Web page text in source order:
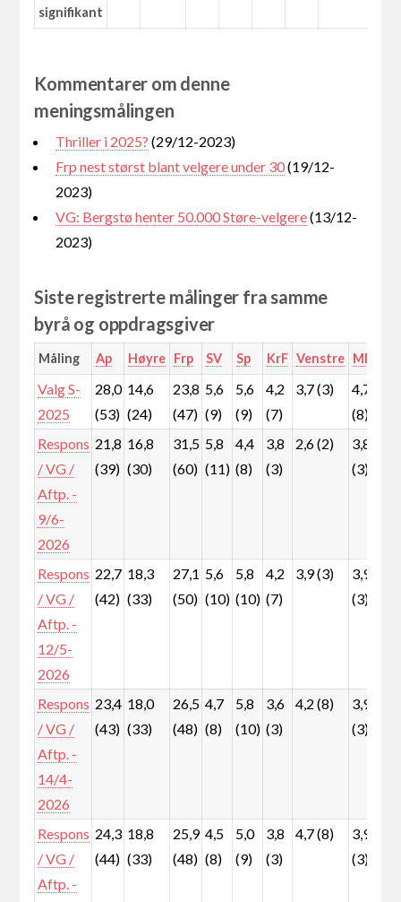
signifikant
Kommentarer om denne
meningsmålingen
Thriller i 2025? (29/12-2023)
Frp nest størst blant velgere under 30(19/12-
2023)
VG: Bergstø henter 50.000 Støre-velgere(13/12-
2023)
Siste registrerte målinger fra samme
byrå og oppdragsgiver
Måling Ap Høyre Frp SV Sp KrF Venstre MDG
Valg S-
2025
28,0
(53)
14,6
(24)
23,8
(47)
5,6
(9)
5,6
(9)
4,2
(7)
3,7 (3)
4,7
(8)
Respons
/ VG /
Aftp. -
9/6-
2026
21,8
(39)
16,8
(30)
31,5
(60)
5,8
(11)
4,4
(8)
3,8
(3)
2,6 (2)
3,8
(3)
Respons
/ VG /
Aftp. -
12/5-
2026
22,7
(42)
18,3
(33)
27,1
(50)
5,6
(10)
5,8
(10)
4,2
(7)
3,9 (3)
3,9
(3)
Respons
/ VG /
Aftp. -
14/4-
2026
23,4
(43)
18,0
(33)
26,5
(48)
4,7
(8)
5,8
(10)
3,6
(3)
4,2 (8)
3,9
(3)
Respons
/ VG /
Aftp. -
24,3
(44)
18,8
(33)
25,9
(48)
4,5
(8)
5,0
(9)
3,8
(3)
4,7 (8)
3,9
(3)